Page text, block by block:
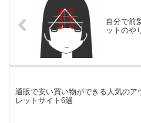
自分で前
ットのや
通販で安い買い物ができる人気のア
レットサイト6選